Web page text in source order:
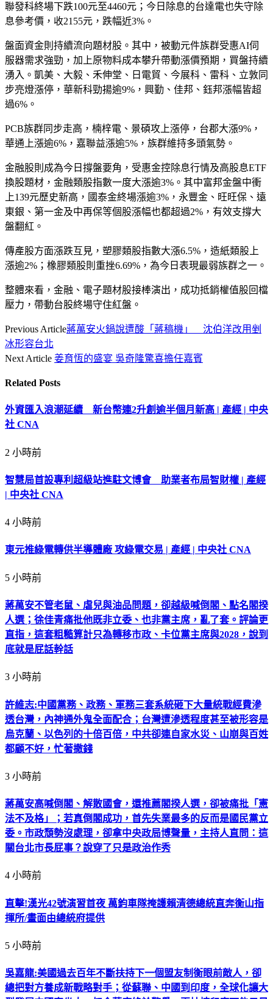
聯發科終場下跌100元至4460元；今日除息的台達電也失守除
息參考價，收2155元，跌幅近3%。
盤面資金則持續流向題材股。其中，被動元件族群受惠AI伺
服器需求強勁，加上原物料成本攀升帶動漲價預期，買盤持續
湧入。凱美、大毅、禾伸堂、日電貿、今展科、雷科、立敦同
步亮燈漲停，華新科勁揚逾9%，興勤、佳邦、鈺邦漲幅皆超
過6%。
PCB族群同步走高，楠梓電、景碩攻上漲停，台郡大漲9%，
華通上漲逾6%，嘉聯益漲逾5%，族群維持多頭氣勢。
金融股則成為今日撐盤要角，受惠金控除息行情及高股息ETF
換股題材，金融類股指數一度大漲逾3%。其中富邦金盤中衝
上139元歷史新高，國泰金終場漲逾3%，永豐金、旺旺保、遠
東銀、第一金及中再保等個股漲幅也都超過2%，有效支撐大
盤翻紅。
傳產股方面漲跌互見，塑膠類股指數大漲6.5%，造紙類股上
漲逾2%；橡膠類股則重挫6.69%，為今日表現最弱族群之一。
整體來看，金融、電子題材股接棒演出，成功抵銷權值股回檔
壓力，帶動台股終場守住紅盤。
Previous Article蔣萬安火鍋說遭酸「蔣稿機」 沈伯洋改用剉
冰形容台北
Next Article 姜育恆的盛宴 吳奇隆驚喜擔任嘉賓
Related Posts
外資匯入浪潮延續 新台幣連2升創逾半個月新高 | 產經 | 中央
社 CNA
2 小時前
智慧局首設專利超級站進駐文博會 助業者布局智財權 | 產經
| 中央社 CNA
4 小時前
東元推綠電轉供半導體廠 攻綠電交易 | 產經 | 中央社 CNA
5 小時前
蔣萬安不管老鼠、虐兒與油品問題，卻越級喊倒閣、點名閣揆
人選；徐佳青痛批他既非立委、也非黨主席，亂了套。評論更
直指，這套粗糙算計只為轉移市政、卡位黨主席與2028，說到
底就是屁話幹話
3 小時前
許維志:中國黨務、政務、軍務三套系統砸下大量統戰經費滲
透台灣，內神通外鬼全面配合；台灣遭滲透程度甚至被形容是
烏克蘭、以色列的十倍百倍，中共卻連自家水災、山崩與百姓
都顧不好，忙著撒錢
3 小時前
蔣萬安高喊倒閣、解散國會，還推薦閣揆人選，卻被痛批「憲
法不及格」；若真倒閣成功，首先失業最多的反而是國民黨立
委。市政頹勢沒處理，卻拿中央政局博聲量，主持人直問：這
關台北市長屁事？說穿了只是政治作秀
4 小時前
直擊!漢光42號演習首夜 萬鈞車隊掩護賴清德總統直奔衡山指
揮所/畫面由總統府提供
5 小時前
吳嘉龍:美國過去百年不斷扶持下一個盟友制衡眼前敵人，卻
總把對方養成新戰略對手；從蘇聯、中國到印度，全球化讓大